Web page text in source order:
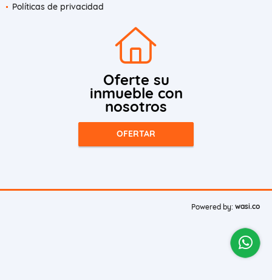
Políticas de privacidad
Oferte su
inmueble con
nosotros
OFERTAR
Powered by: wasi.co